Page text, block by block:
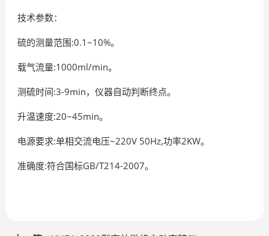
技术参数：
硫的测量范围:0.1~10%。
载气流量:1000ml/min。
测硫时间:3-9min，仪器自动判断终点。
升温速度:20~45min。
电源要求:单相交流电压~220V 50Hz,功率2KW。
准确度:符合国标GB/T214-2007。